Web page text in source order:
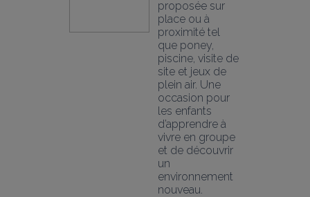
proposée sur
place ou à
proximité tel
que poney,
piscine, visite de
site et jeux de
plein air. Une
occasion pour
les enfants
d’apprendre à
vivre en groupe
et de découvrir
un
environnement
nouveau.